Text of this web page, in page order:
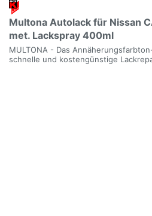
Multona Autolack für Nissan
met. Lackspray 400ml
MULTONA - Das
schnelle und kostengünstige